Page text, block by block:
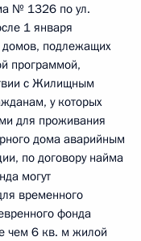
№ 1326 по ул.
1 января
домов, подлежащих
программой,
с Жилищным
у которых
для проживания
дома аварийным
по договору найма
могут
временного
фонда
чем 6 кв. м жилой